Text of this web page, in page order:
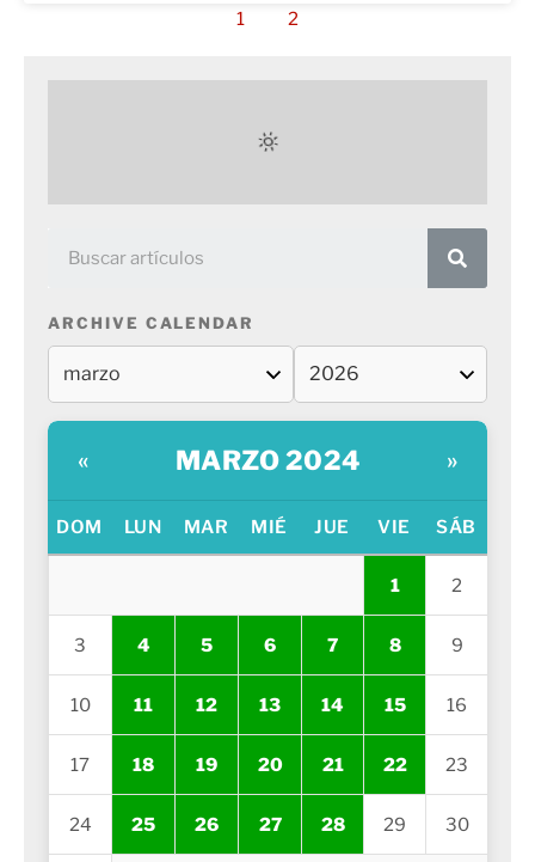
1 2
ARCHIVE CALENDAR
« MARZO 2024 »
DOM LUN MAR MIÉ JUE VIE SÁB
1 2
3 4 5 6 7 8 9
10 11 12 13 14 15 16
17 18 19 20 21 22 23
24 25 26 27 28 29 30